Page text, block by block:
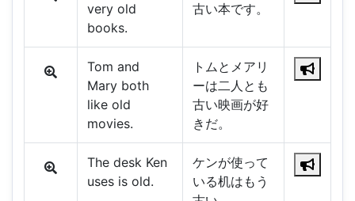
very old
books.
古い本です。
Tom and
Mary both
like old
movies.
トムとメアリ
ーは二人とも
古い映画が好
きだ。
The desk Ken
uses is old.
ケンが使って
いる机はもう